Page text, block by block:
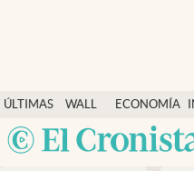
ÚLTIMAS
NOTICIAS
WALL
STREET
Y
ECONOMÍA
Finanzas y economía
Wall Street y dólar